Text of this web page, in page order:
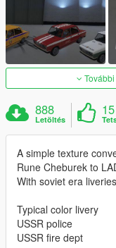
888
Letöltés
15
A simple texture
Rune Cheburek to
With soviet era
Typical color livery
USSR police
USSR fire dept